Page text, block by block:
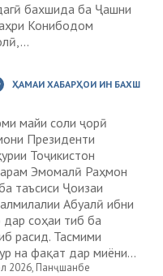
бахшида ба Ҷашни
Конибодом
ҲАМАИ ХАБАРҲОИ ИН БАХШ
майи соли ҷорӣ
Президенти
Тоҷикистон
Эмомалӣ Раҳмон
таъсиси Ҷоизаи
Абуалӣ ибни
дар соҳаи тиб ба
расид. Тасмими
на фақат дар миёни...
2026, Панҷшанбе